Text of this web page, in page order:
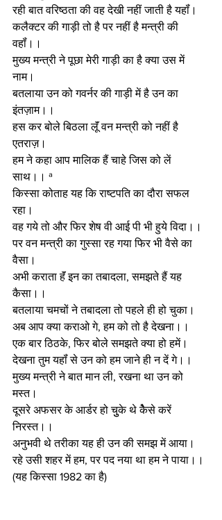
रही बात वरिष्ठता की वह देखी नहीं जाती है यहॉं।
कलैक्टर की गाड़ी तो है पर नहीं है मन्त्री की
वहॉं।।
मुख्य मन्त्री ने पूछा मेरी गाड़ी का है क्या उस में
नाम।
बतलाया उन को गवर्नर की गाड़ी में है उन का
इंतज़ाम।।
हस कर बोले बिठला लूॅं वन मन्त्री को नहीं है
एतराज़।
हम ने कहा आप मालिक हैं चाहे जिस को लें
साथ।। ª
किस्सा कोताह यह कि राष्टपति का दौरा सफल
रहा।
वह गये तो और फिर शेष वी आई पी भी हुये विदा।।
पर वन मन्त्री का गुस्सा रह गया फिर भी वैसे का
वैसा।
अभी कराता हॅं इन का तबादला, समझते हैं यह
कैसा।।
बतलाया चमचों ने तबादला तो पहले ही हो चुका।
अब आप क्या कराओ गे, हम को तो है देखना।।
एक बार ठिठके, फिर बोले समझते क्या हो हमें।
देखना तुम यहॉं से उन को हम जाने ही न दें गे।।
मुख्य मन्त्री ने बात मान ली, रखना था उन को
मस्त।
दूसरे अफसर के आर्डर हो चुुके थे कैेसे करें
निरस्त।।
अनुभवी थे तरीका यह ही उन की समझ में आया।
रहे उसी शहर में हम, पर पद नया था हम ने पाया।।
(यह किस्सा 1982 का है)